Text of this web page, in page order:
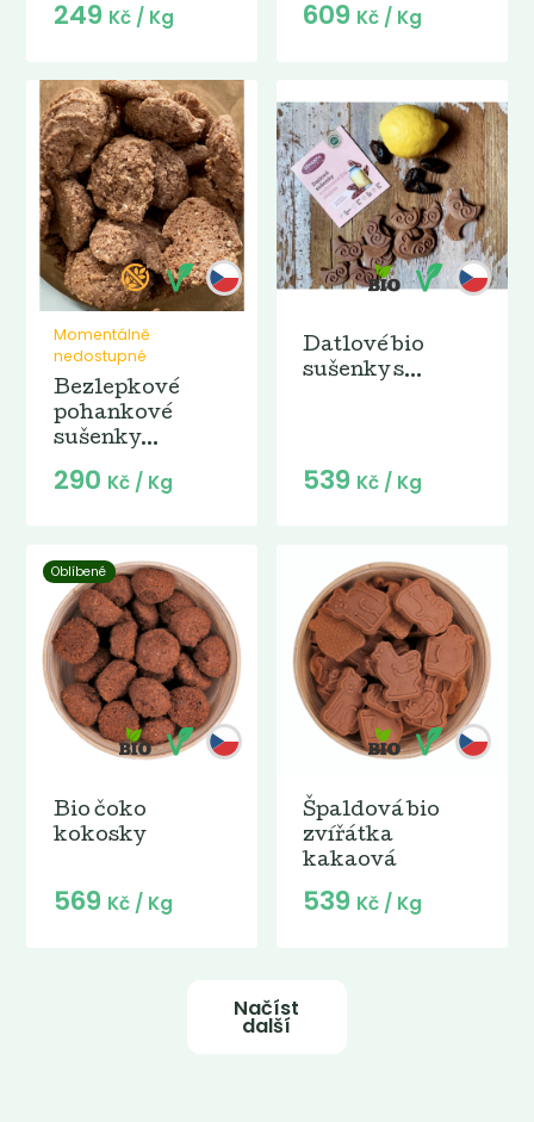
249 Kč / Kg 609 Kč / Kg
Momentálně
nedostupné
Bezlepkové
pohankové
sušenky...
290 Kč / Kg
Datlové bio
sušenky s...
539 Kč / Kg
Oblíbené
Bio čoko
kokosky
569 Kč / Kg
Špaldová bio
zvířátka
kakaová
539 Kč / Kg
Načíst
další